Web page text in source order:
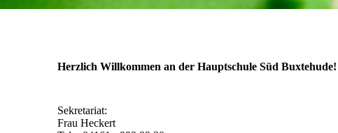
Herzlich Willkommen an der Hauptschule Süd Buxtehude!
Sekretariat:
Frau Heckert